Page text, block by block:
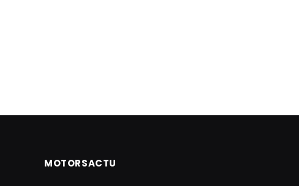
MOTORSACTU